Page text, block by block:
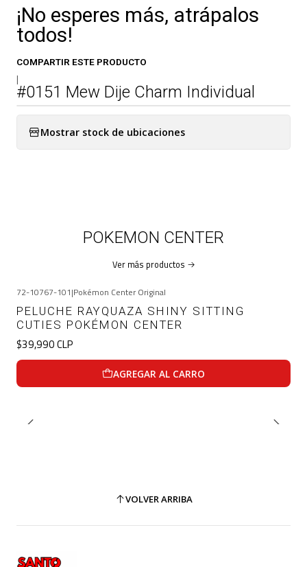
¡No esperes más, atrápalos
todos!
COMPARTIR ESTE PRODUCTO
|
#0151 Mew Dije Charm Individual
Mostrar stock de ubicaciones
POKEMON CENTER
Ver más productos
72-10767-101|Pokémon Center Original
PELUCHE RAYQUAZA SHINY SITTING
CUTIES POKÉMON CENTER
$39,990 CLP
AGREGAR AL CARRO
VOLVER ARRIBA